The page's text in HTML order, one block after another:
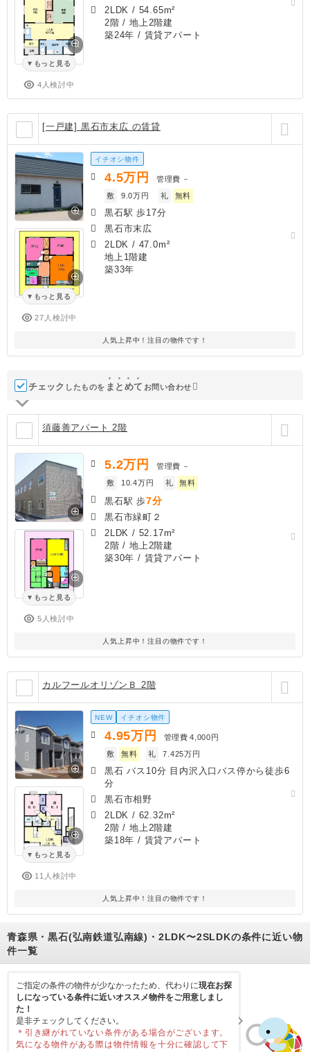
もっと見る
4人検討中
2LDK / 54.65m²
2階 / 地上2階建
築24年 / 賃貸アパート
[一戸建] 黒石市末広 の賃貸
もっと見る
27人検討中
イチオシ物件
4.5万円 管理費 －
敷
9.0万円 礼 無料
黒石駅 歩17分
黒石市末広
2LDK / 47.0m²
地上1階建
築33年
人気上昇中！注目の物件です！
チェック したものを ま と めて お問い合わせ
須藤善アパート 2階
もっと見る
5人検討中
5.2万円 管理費 －
敷
10.4万円 礼 無料
黒石駅 歩7分
黒石市緑町２
2LDK / 52.17m²
2階 / 地上2階建
築30年 / 賃貸アパート
人気上昇中！注目の物件です！
カルフールオリゾンＢ 2階
もっと見る
11人検討中
NEW イチオシ物件
4.95万円 管理費 4,000円
敷
無料 礼 7.425万円
黒石 バス10分 目内沢入口バス停から徒歩6
分
黒石市相野
2LDK / 62.32m²
2階 / 地上2階建
築18年 / 賃貸アパート
人気上昇中！注目の物件です！
青森県・黒石(弘南鉄道弘南線)・2LDK〜2SLDKの条件に近い物
件一覧
ご指定の条件の物件が少なかったため、代わりに現在お探
しになっている条件に近いオススメ物件をご用意しまし
た！
是非チェックしてください。
＊引き継がれていない条件がある場合がございます。
気になる物件がある際は物件情報を十分に確認して下